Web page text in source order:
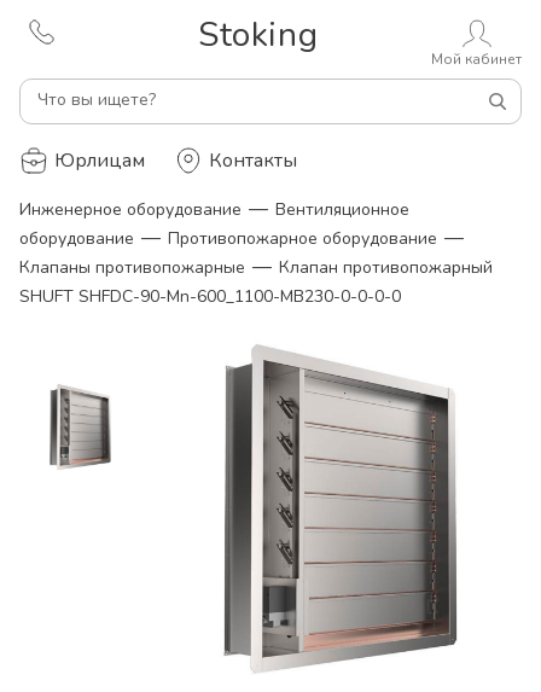
Stoking
Что вы ищете?
Мой кабинет
Юрлицам Контакты
Инженерное оборудование — Вентиляционное
оборудование — Противопожарное оборудование —
Клапаны противопожарные — Клапан противопожарный
SHUFT SHFDC-90-Mn-600_1100-MB230-0-0-0-0